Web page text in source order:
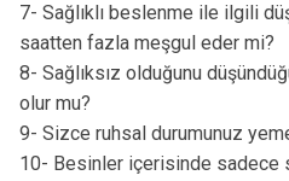
7- Sağlıklı beslenme ile ilgili
saatten fazla meşgul eder mi?
8- Sağlıksız olduğunu
olur mu?
9- Sizce ruhsal durumunuz
10- Besinler içerisinde sadece